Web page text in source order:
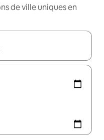
de ville uniques en
utilisez les flèches vers le